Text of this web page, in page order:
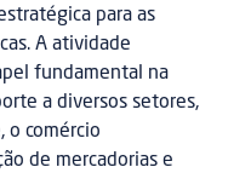
para as
A atividade
fundamental na
a diversos setores,
o comércio
de mercadorias e